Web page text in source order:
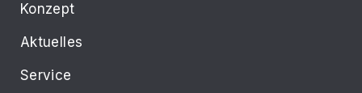
Konzept
Aktuelles
Service